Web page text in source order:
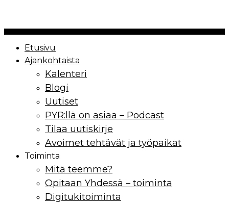
Etusivu
Ajankohtaista
Kalenteri
Blogi
Uutiset
PYR:llä on asiaa – Podcast
Tilaa uutiskirje
Avoimet tehtävät ja työpaikat
Toiminta
Mitä teemme?
Opitaan Yhdessä – toiminta
Digitukitoiminta